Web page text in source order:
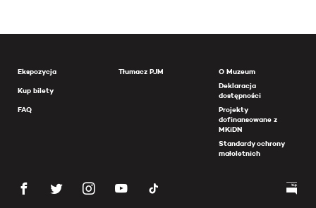
Ekspozycja
Kup bilety
FAQ
Tłumacz PJM
O Muzeum
Deklaracja
dostępności
Projekty
dofinansowane z
MKiDN
Standardy ochrony
małoletnich